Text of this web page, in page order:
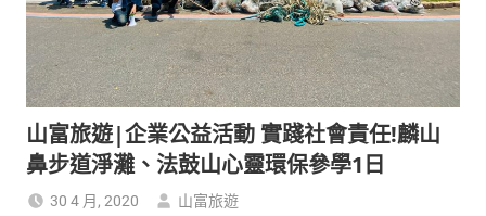
山富旅遊|企業公益活動 實踐社會責任!麟山
鼻步道淨灘、法鼓山心靈環保參學1日
30 4 月, 2020
山富旅遊